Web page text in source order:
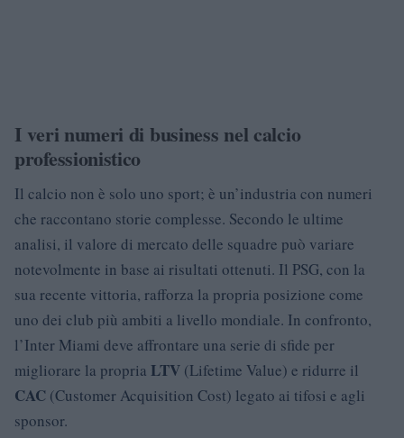
I veri numeri di business nel calcio
professionistico
Il calcio non è solo uno sport; è un’industria con numeri
che raccontano storie complesse. Secondo le ultime
analisi, il valore di mercato delle squadre può variare
notevolmente in base ai risultati ottenuti. Il PSG, con la
sua recente vittoria, rafforza la propria posizione come
uno dei club più ambiti a livello mondiale. In confronto,
l’Inter Miami deve affrontare una serie di sfide per
migliorare la propria LTV (Lifetime Value) e ridurre il
CAC (Customer Acquisition Cost) legato ai tifosi e agli
sponsor.